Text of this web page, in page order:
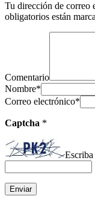
Tu dirección de correo
obligatorios están
Comentario
Nombre*
Correo electrónico*
Captcha *